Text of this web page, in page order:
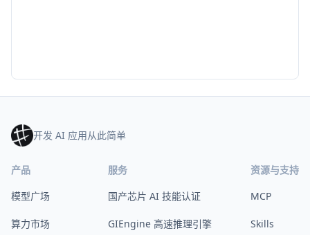
开发 AI 应用从此简单
产品
模型广场
算力市场
服务
国产芯片 AI 技能认证
GIEngine 高速推理引擎
资源与支持
MCP
Skills